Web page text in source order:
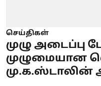
செய்திகள்
முழு அடைப்பு
முழுமையான
மு.க.ஸ்டாலின்